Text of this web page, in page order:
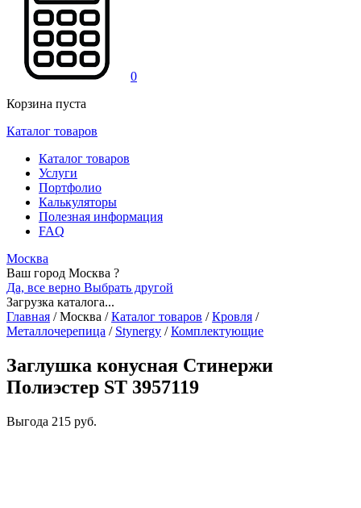
0
Корзина пуста
Каталог товаров
Каталог товаров
Услуги
Портфолио
Калькуляторы
Полезная информация
FAQ
Москва
Ваш город Москва ?
Да, все верно Выбрать другой
Загрузка каталога...
Главная /Москва / Каталог товаров / Кровля /
Металлочерепица / Stynergy / Комплектующие
Заглушка конусная Стинержи
Полиэстер ST 3957119
Выгода 215 руб.